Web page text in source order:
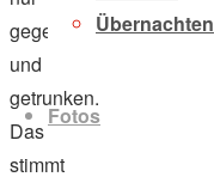
Übernachten
Fotos
gegessen
und
getrunken.
Das
stimmt